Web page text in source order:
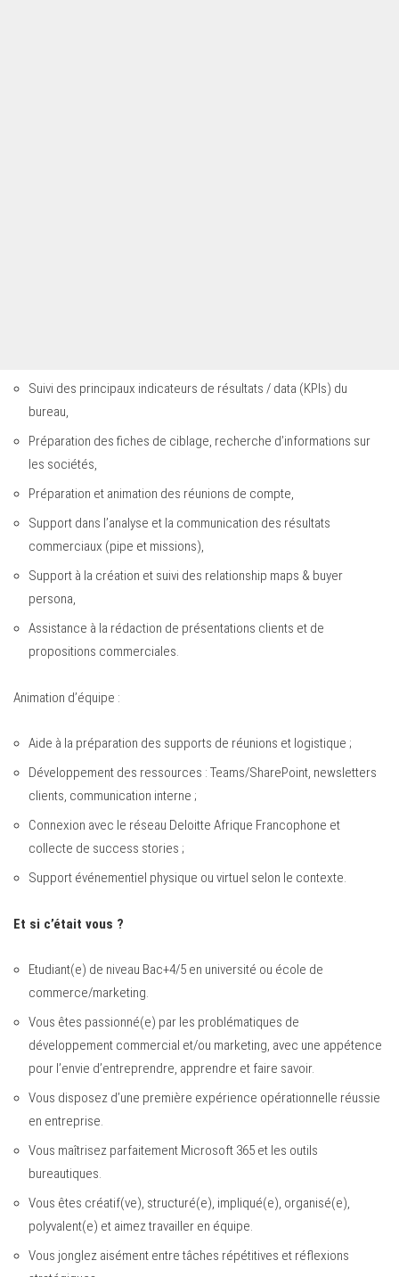
Suivi des principaux indicateurs de résultats / data (KPIs) du
bureau,
Préparation des fiches de ciblage, recherche d’informations sur
les sociétés,
Préparation et animation des réunions de compte,
Support dans l’analyse et la communication des résultats
commerciaux (pipe et missions),
Support à la création et suivi des relationship maps & buyer
persona,
Assistance à la rédaction de présentations clients et de
propositions commerciales.
Animation d’équipe :
Aide à la préparation des supports de réunions et logistique ;
Développement des ressources : Teams/SharePoint, newsletters
clients, communication interne ;
Connexion avec le réseau Deloitte Afrique Francophone et
collecte de success stories ;
Support événementiel physique ou virtuel selon le contexte.
Et si c’était vous ?
Etudiant(e) de niveau Bac+4/5 en université ou école de
commerce/marketing.
Vous êtes passionné(e) par les problématiques de
développement commercial et/ou marketing, avec une appétence
pour l’envie d’entreprendre, apprendre et faire savoir.
Vous disposez d’une première expérience opérationnelle réussie
en entreprise.
Vous maîtrisez parfaitement Microsoft 365 et les outils
bureautiques.
Vous êtes créatif(ve), structuré(e), impliqué(e), organisé(e),
polyvalent(e) et aimez travailler en équipe.
Vous jonglez aisément entre tâches répétitives et réflexions